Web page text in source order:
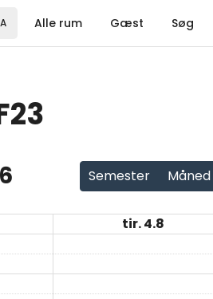
Alle rum Gæst Søg
Semester Måned
tir. 4.8